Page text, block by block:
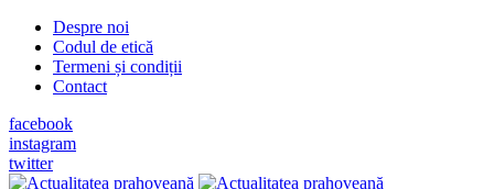
Despre noi
Codul de etică
Termeni și condiții
Contact
facebook
instagram
twitter